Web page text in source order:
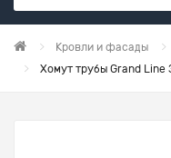
Кровли и фасады
Хомут трубы Grand Line